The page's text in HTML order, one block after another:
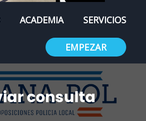
ACADEMIA SERVICIOS
EMPEZAR
consulta